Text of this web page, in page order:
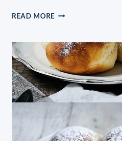
READ MORE BROKKOLI
CREMIGER
KNOBLAUCHSOSSE